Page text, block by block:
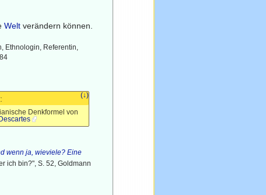
Welt verändern können.
Ethnologin, Referentin,
(↓)
Denkformel von
wenn ja, wieviele? Eine
ich bin?", S. 52, Goldmann